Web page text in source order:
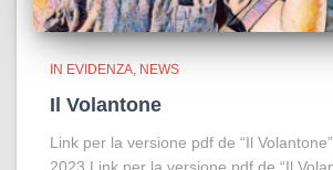
IN EVIDENZA NEWS
Il Volantone
Link per la versione pdf de “Il